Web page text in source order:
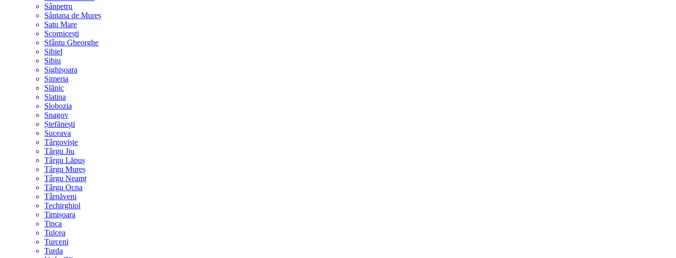
Sânpetru
Sântana de Mureș
Satu Mare
Scornicești
Sfântu Gheorghe
Sibiel
Sibiu
Sighișoara
Simeria
Slănic
Slatina
Slobozia
Snagov
Ștefănești
Suceava
Târgoviște
Târgu Jiu
Târgu Lăpuș
Târgu Mureș
Târgu Neamț
Târgu Ocna
Târnăveni
Techirghiol
Timișoara
Tinca
Tulcea
Turceni
Turda